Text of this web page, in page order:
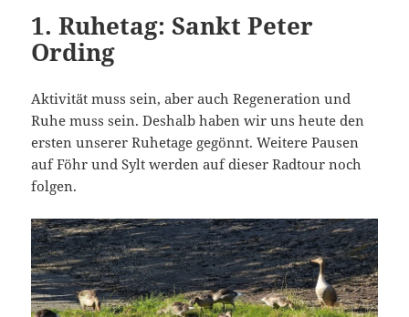
1. Ruhetag: Sankt Peter
Ording
Aktivität muss sein, aber auch Regeneration und
Ruhe muss sein. Deshalb haben wir uns heute den
ersten unserer Ruhetage gegönnt. Weitere Pausen
auf Föhr und Sylt werden auf dieser Radtour noch
folgen.